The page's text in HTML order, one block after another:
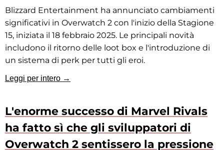
Blizzard Entertainment ha annunciato cambiamenti
significativi in Overwatch 2 con l'inizio della Stagione
15, iniziata il 18 febbraio 2025. Le principali novità
includono il ritorno delle loot box e l'introduzione di
un sistema di perk per tutti gli eroi.
Leggi per intero →
L'enorme successo di Marvel Rivals
ha fatto sì che gli sviluppatori di
Overwatch 2 sentissero la pressione